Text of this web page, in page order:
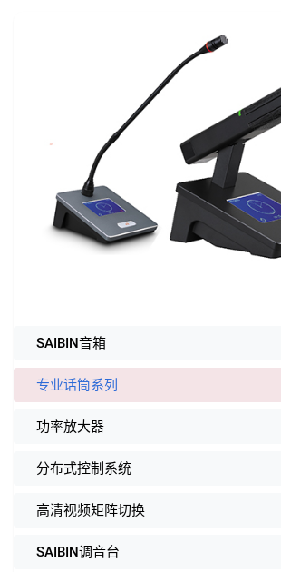
SAIBIN音箱
专业话筒系列
功率放大器
分布式控制系统
高清视频矩阵切换
SAIBIN调音台